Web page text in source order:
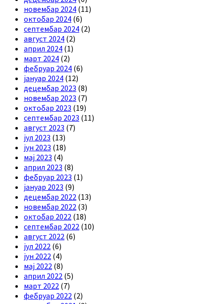
новембар 2024 (11)
октобар 2024 (6)
септембар 2024 (2)
август 2024 (2)
април 2024 (1)
март 2024 (2)
фебруар 2024 (6)
јануар 2024 (12)
децембар 2023 (8)
новембар 2023 (7)
октобар 2023 (19)
септембар 2023 (11)
август 2023 (7)
јул 2023 (13)
јун 2023 (18)
мај 2023 (4)
април 2023 (8)
фебруар 2023 (1)
јануар 2023 (9)
децембар 2022 (13)
новембар 2022 (3)
октобар 2022 (18)
септембар 2022 (10)
август 2022 (6)
јул 2022 (6)
јун 2022 (4)
мај 2022 (8)
април 2022 (5)
март 2022 (7)
фебруар 2022 (2)